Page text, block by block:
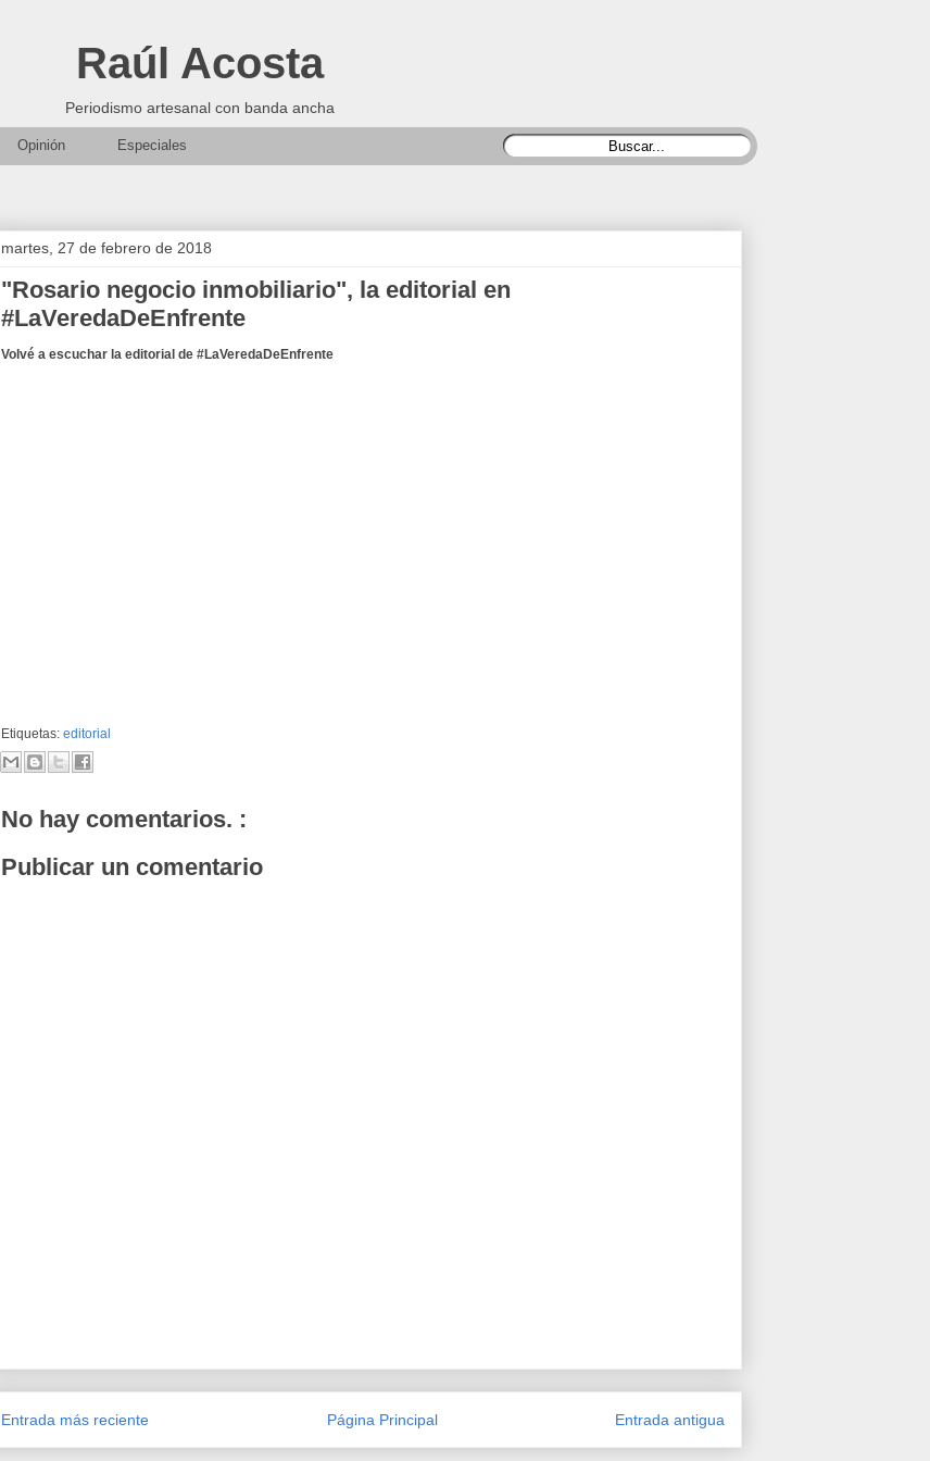
Raúl Acosta
Periodismo artesanal con banda ancha
Opinión Especiales
martes, 27 de febrero de 2018
"Rosario negocio inmobiliario", la editorial en
#LaVeredaDeEnfrente
Volvé a escuchar la editorial de #LaVeredaDeEnfrente
Etiquetas: editorial
No hay comentarios. :
Publicar un comentario
Entrada más reciente Entrada antigua
Página Principal